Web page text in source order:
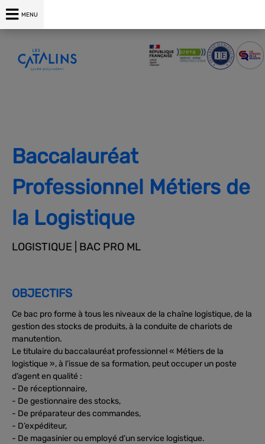
MENU
Baccalauréat
Professionnel Métiers de
la Logistique
LOGISTIQUE | BAC PRO ML
OBJECTIFS
Ce bac pro forme à tous les niveaux de la chaîne logistique, de la
gestion des stocks de produits, à la conduite de chariots de
manutention.
Le titulaire du baccalauréat professionnel « Métiers de la
logistique », à l’issue de sa formation, peut occuper un poste
d’agent en qualité :
- De réceptionnaire,
- De gestionnaire des stocks,
- De préparateur des commandes,
- D’expéditeur,
- De magasinier ou employé d’un service logistique.